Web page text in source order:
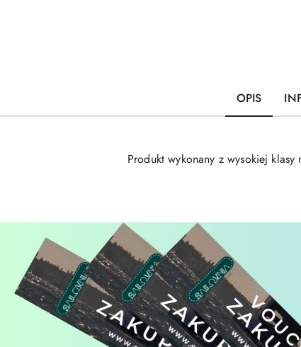
OPIS
Produkt wykonany z wysokiej klasy